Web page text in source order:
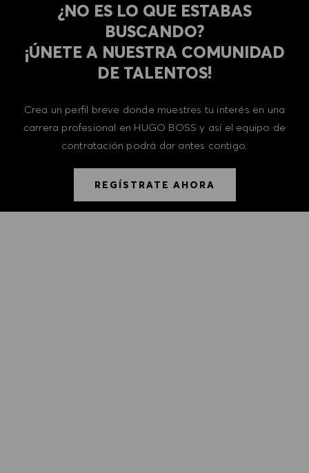
¿NO ES LO QUE ESTABAS
BUSCANDO?
​​​​​​​¡ÚNETE A NUESTRA COMUNIDAD
DE TALENTOS!
Crea un perfil breve donde muestres tu interés en una
carrera profesional en HUGO BOSS y así el equipo de
contratación podrá dar antes contigo.
REGÍSTRATE AHORA